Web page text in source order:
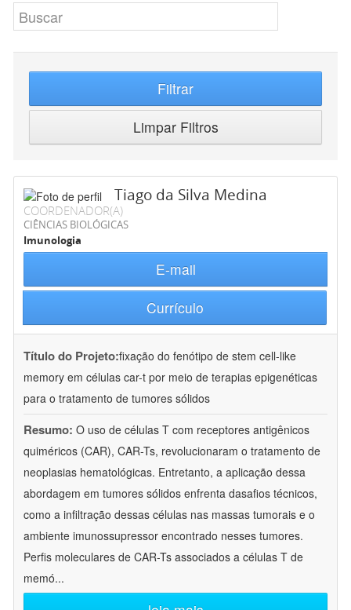
Filtrar
Limpar Filtros
Tiago da Silva Medina
COORDENADOR(A)
CIÊNCIAS BIOLÓGICAS
Imunologia
E-mail
Currículo
Título do Projeto:fixação do fenótipo de stem cell-like
memory em células car-t por meio de terapias epigenéticas
para o tratamento de tumores sólidos
Resumo: O uso de células T com receptores antigênicos
quiméricos (CAR), CAR-Ts, revolucionaram o tratamento de
neoplasias hematológicas. Entretanto, a aplicação dessa
abordagem em tumores sólidos enfrenta dasafios técnicos,
como a infiltração dessas células nas massas tumorais e o
ambiente imunossupressor encontrado nesses tumores.
Perfis moleculares de CAR-Ts associados a células T de
memó...